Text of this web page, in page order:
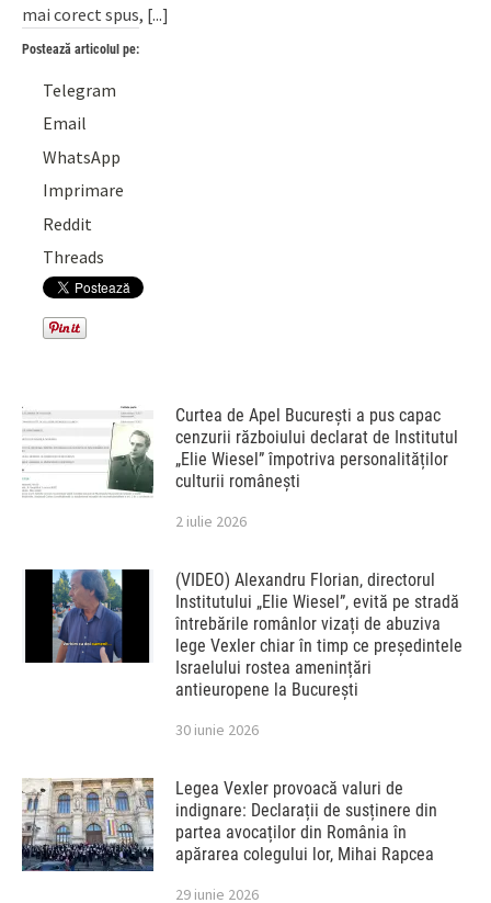
mai corect spus, [...]
Postează articolul pe:
Telegram
Email
WhatsApp
Imprimare
Reddit
Threads
Curtea de Apel București a pus capac
cenzurii războiului declarat de Institutul
„Elie Wiesel” împotriva personalităților
culturii românești
2 iulie 2026
(VIDEO) Alexandru Florian, directorul
Institutului „Elie Wiesel”, evită pe stradă
întrebările românlor vizați de abuziva
lege Vexler chiar în timp ce președintele
Israelului rostea amenințări
antieuropene la București
30 iunie 2026
Legea Vexler provoacă valuri de
indignare: Declarații de susținere din
partea avocaților din România în
apărarea colegului lor, Mihai Rapcea
29 iunie 2026